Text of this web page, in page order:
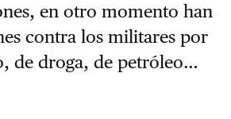
en otro momento han
contra los militares por
de droga, de petróleo…